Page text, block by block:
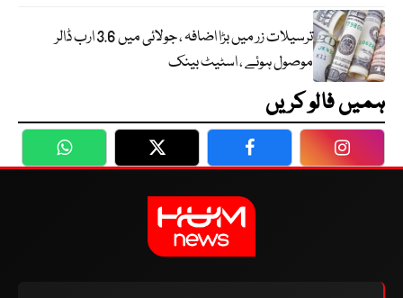
ترسیلات زر میں بڑا اضافہ ، جولائی میں 3.6 ارب ڈالر
موصول ہوئے ، اسٹیٹ بینک
ہمیں فالو کریں
WhatsApp Twitter Facebook